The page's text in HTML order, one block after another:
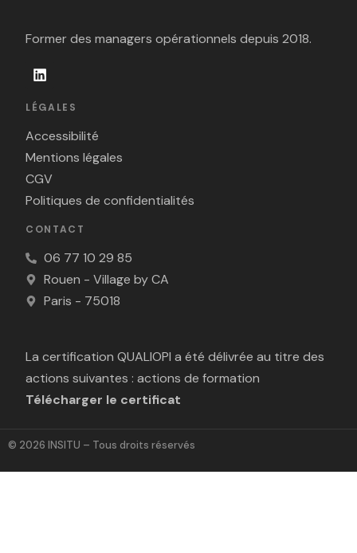
Former des managers opérationnels depuis 2018.
LÉGALES
Accessibilité
Mentions légales
CGV
Politiques de confidentialités
CONTACT
06 77 10 29 85
Rouen - Village by CA
Paris - 75018
La certification QUALIOPI a été délivrée au titre des
actions suivantes : actions de formation
Télécharger le certificat
© 2026 INSITU – Tous droits réservés